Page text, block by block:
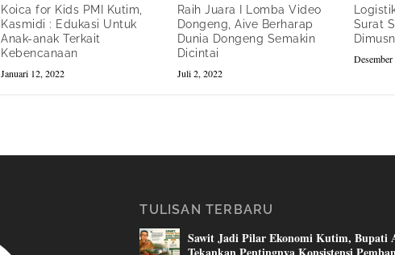
Koica for Kids PMI Kutim,
Kasmidi : Edukasi Untuk
Anak-anak Terkait
Kebencanaan
Januari 12, 2022
Raih Juara I Lomba Video
Dongeng, Aive Berharap
Dunia Dongeng Semakin
Dicintai
Juli 2, 2022
Surat
TULISAN TERBARU
Sawit Jadi Pilar Ekonomi Kutim, Bupati